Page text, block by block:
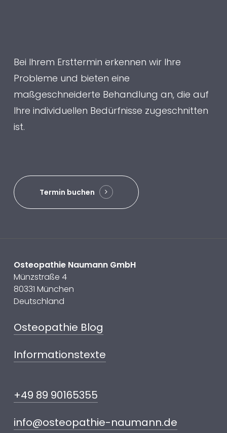
Bei Ihrem Ersttermin erkennen wir Ihre
Probleme und bieten eine
maßgeschneiderte Behandlung an, die auf
Ihre individuellen Bedürfnisse zugeschnitten
ist.
Termin buchen
Osteopathie Naumann GmbH
Münzstraße 4
80331 München
Deutschland
Osteopathie Blog
Informationstexte
+49 89 90165355
info@osteopathie-naumann.de